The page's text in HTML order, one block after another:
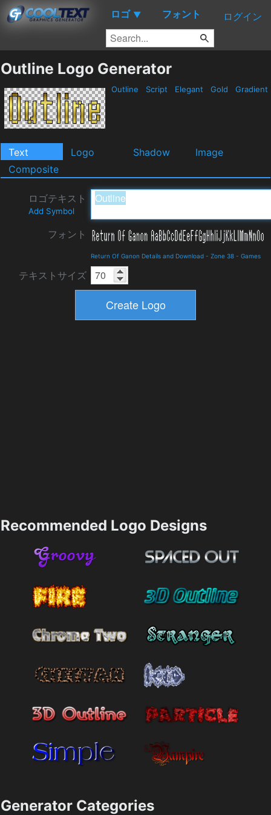
ロゴ ▼ フォント ログイン
Outline Logo Generator
Outline Script Elegant Gold Gradient
Text Logo Shadow
Image
Composite
ロゴテキスト
Add Symbol
フォント
Return Of Ganon Details and Download - Zone 38 - Games
テキストサイズ
Recommended Logo Designs
Generator Categories